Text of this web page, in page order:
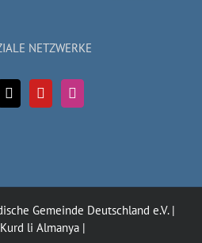
NETZWERKE
Gemeinde Deutschland e.V. |
li Almanya |